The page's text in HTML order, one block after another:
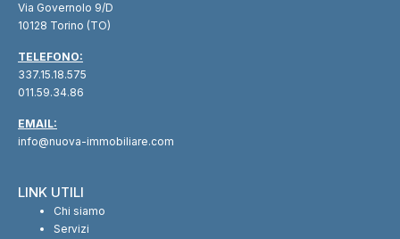
Via Governolo 9/D
10128 Torino (TO)
TELEFONO:
337.15.18.575
011.59.34.86
EMAIL:
info@nuova-immobiliare.com
LINK UTILI
Chi siamo
Servizi